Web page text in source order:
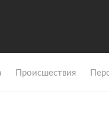
Происшествия